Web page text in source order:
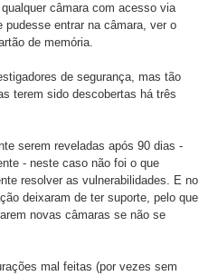
câmara com acesso via
entrar na câmara, ver o
de memória.
de segurança, mas tão
terem sido descobertas há três
serem reveladas após 90 dias -
- neste caso não foi o que
resolver as vulnerabilidades. E no
deixaram de ter suporte, pelo que
novas câmaras se não se
mal feitas (por vezes sem